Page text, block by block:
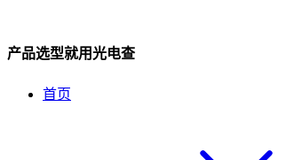
产品选型就用光电查
首页